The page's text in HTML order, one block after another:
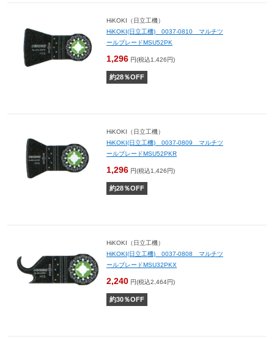
HiKOKI（日立工機）
HiKOKI(日立工機) 0037-0810 マルチツ
ールブレードMSU52PK
1,296 円(税込1,426円)
約28％OFF
HiKOKI（日立工機）
HiKOKI(日立工機) 0037-0809 マルチツ
ールブレードMSU52PKR
1,296 円(税込1,426円)
約28％OFF
HiKOKI（日立工機）
HiKOKI(日立工機) 0037-0808 マルチツ
ールブレードMSU32PKX
2,240 円(税込2,464円)
約30％OFF